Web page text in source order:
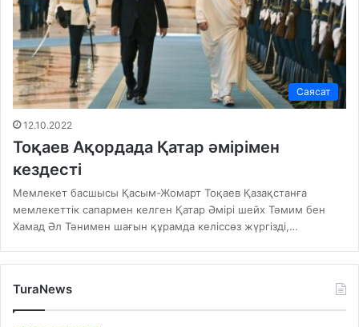
Саясат
12.10.2022
Тоқаев Ақордада Қатар әмірімен
кездесті
Мемлекет басшысы Қасым-Жомарт Тоқаев Қазақстанға
мемлекеттік сапармен келген Қатар Әмірі шейх Тәмим бен
Хамад Әл Тәнимен шағын құрамда келіссөз жүргізді,…
TuraNews